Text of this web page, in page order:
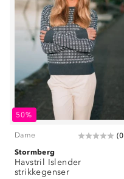
50%
Dame (0
Stormberg
Havstril Islender
strikkegenser